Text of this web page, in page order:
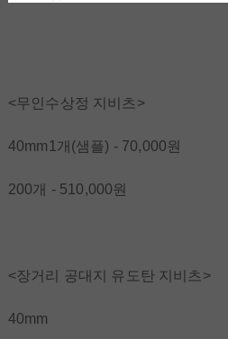
<무인수상정 지비츠>
40mm1개(샘플) - 70,000원
200개 - 510,000원
<장거리 공대지 유도탄 지비츠>
40mm